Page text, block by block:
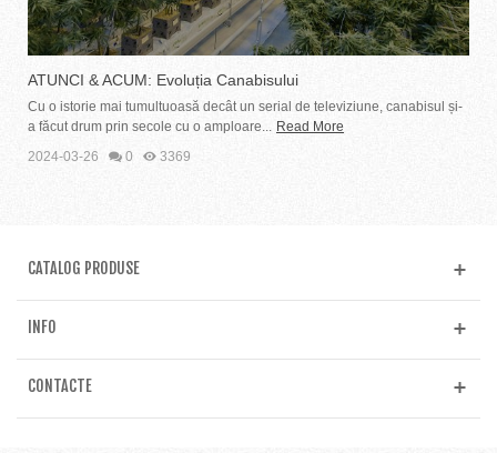
ATUNCI & ACUM: Evoluția Canabisului
Cu o istorie mai tumultuoasă decât un serial de televiziune, canabisul și-
a făcut drum prin secole cu o amploare...
Read More
2024-03-26
0 3369
CATALOG PRODUSE
INFO
CONTACTE